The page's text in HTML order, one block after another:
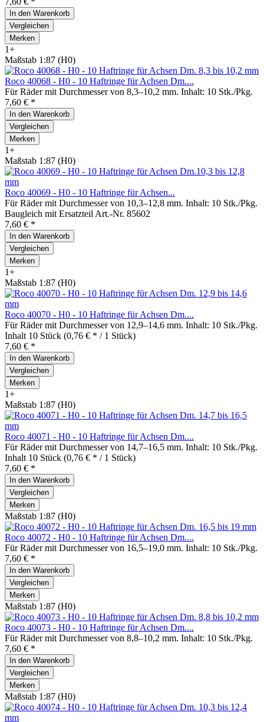
In den Warenkorb
Vergleichen
Merken
1+
Maßstab 1:87 (H0)
Roco 40068 - H0 - 10 Haftringe für Achsen Dm....
Für Räder mit Durchmesser von 8,3–10,2 mm. Inhalt: 10 Stk./Pkg.
7,60 € *
In den Warenkorb
Vergleichen
Merken
1+
Maßstab 1:87 (H0)
Roco 40069 - H0 - 10 Haftringe für Achsen...
Für Räder mit Durchmesser von 10,3–12,8 mm. Inhalt: 10 Stk./Pkg.
Baugleich mit Ersatzteil Art.-Nr. 85602
7,60 € *
In den Warenkorb
Vergleichen
Merken
1+
Maßstab 1:87 (H0)
Roco 40070 - H0 - 10 Haftringe für Achsen Dm....
Für Räder mit Durchmesser von 12,9–14,6 mm. Inhalt: 10 Stk./Pkg.
Inhalt 10 Stück (0,76 € * / 1 Stück)
7,60 € *
In den Warenkorb
Vergleichen
Merken
1+
Maßstab 1:87 (H0)
Roco 40071 - H0 - 10 Haftringe für Achsen Dm....
Für Räder mit Durchmesser von 14,7–16,5 mm. Inhalt: 10 Stk./Pkg.
Inhalt 10 Stück (0,76 € * / 1 Stück)
7,60 € *
In den Warenkorb
Vergleichen
Merken
Maßstab 1:87 (H0)
Roco 40072 - H0 - 10 Haftringe für Achsen Dm....
Für Räder mit Durchmesser von 16,5–19,0 mm. Inhalt: 10 Stk./Pkg.
7,60 € *
In den Warenkorb
Vergleichen
Merken
Maßstab 1:87 (H0)
Roco 40073 - H0 - 10 Haftringe für Achsen Dm....
Für Räder mit Durchmesser von 8,8–10,2 mm. Inhalt: 10 Stk./Pkg.
7,60 € *
In den Warenkorb
Vergleichen
Merken
Maßstab 1:87 (H0)